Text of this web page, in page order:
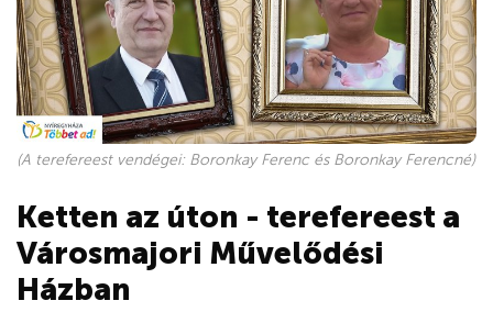
(A terefereest vendégei: Boronkay Ferenc és Boronkay Ferencné)
Ketten az úton - terefereest a
Városmajori Művelődési
Házban